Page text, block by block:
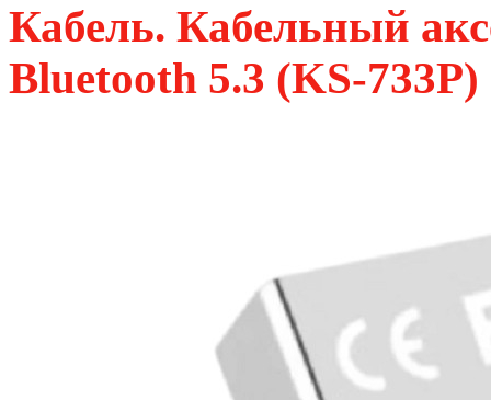
Кабель. Кабельный
Bluetooth 5.3 (KS-733P)